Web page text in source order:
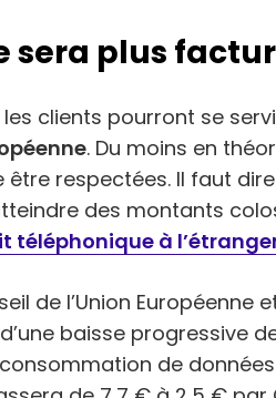
sera plus
les clients pourront se
. Du moins en
respectées. Il faut
des montants
téléphonique à
de l’Union Européenne
baisse progressive
de